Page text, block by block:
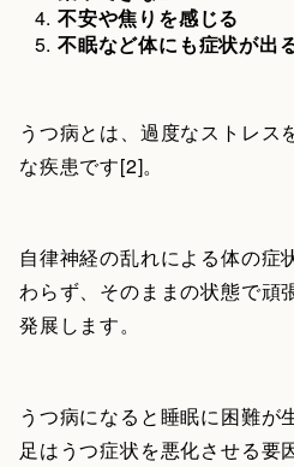
不安や焦りを感じる
不眠など体にも症状が出
うつ病とは、過度なストレス
な疾患です[2]。
自律神経の乱れによる体の症
わらず、そのままの状態で頑
発展します。
うつ病になると睡眠に困難が
足はうつ症状を悪化させる要